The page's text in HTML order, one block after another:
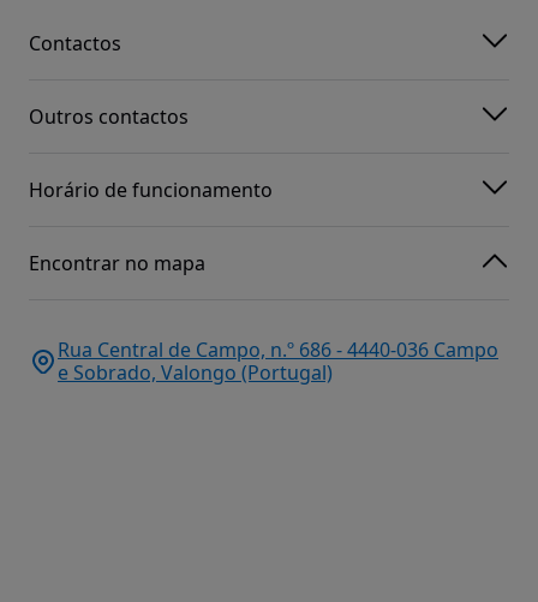
Contactos
Outros contactos
Horário de funcionamento
Encontrar no mapa
Rua Central de Campo, n.º 686 - 4440-036 Campo
e Sobrado, Valongo (Portugal)